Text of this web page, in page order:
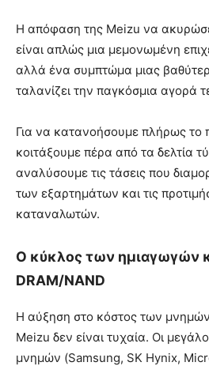
Η απόφαση της Meizu να
είναι απλώς μια μεμονωμένη
αλλά ένα συμπτώμα μιας
ταλανίζει την παγκόσμια αγορά
Για να κατανοήσουμε πλήρως το
κοιτάξουμε πέρα από τα δελτία
αναλύσουμε τις τάσεις που
των εξαρτημάτων και τις
καταναλωτών.
Ο κύκλος των ημιαγωγών
DRAM/NAND
Η αύξηση στο κόστος των μνημών
Meizu δεν είναι τυχαία. Οι
μνημών (Samsung, SK Hynix,